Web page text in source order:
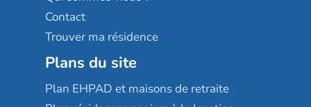
Contact
Trouver ma résidence
Plans du site
Plan EHPAD et maisons de retraite